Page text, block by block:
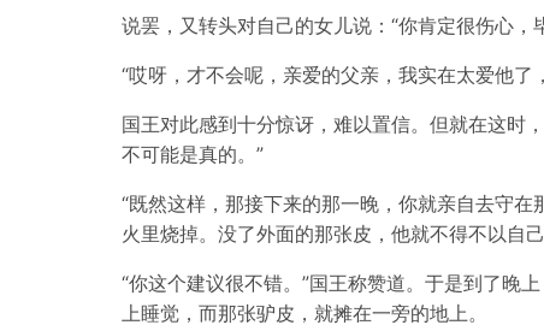
说罢，又转头对自己的女儿说：“你肯定很伤心
“哎呀，才不会呢，亲爱的父亲，我实在太爱他
国王对此感到十分惊讶，难以置信。但就在这时
不可能是真的。”
“既然这样，那接下来的那一晚，你就亲自去守
火里烧掉。没了外面的那张皮，他就不得不以自
“你这个建议很不错。”国王称赞道。于是到了晚
上睡觉，而那张驴皮，就摊在一旁的地上。